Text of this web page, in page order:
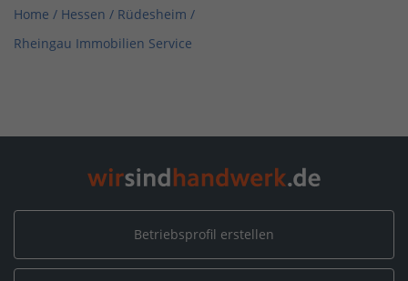
Home / Hessen / Rüdesheim /
Rheingau Immobilien Service
Betriebsprofil erstellen